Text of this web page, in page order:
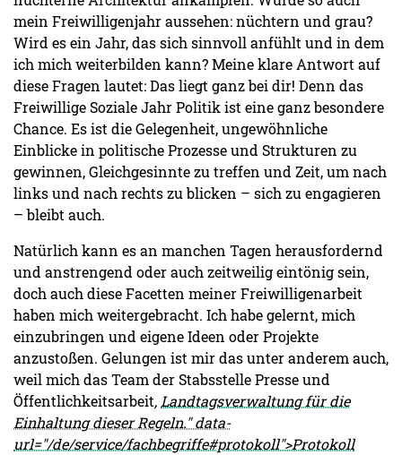
mein Freiwilligenjahr aussehen: nüchtern und grau?
Wird es ein Jahr, das sich sinnvoll anfühlt und in dem
ich mich weiterbilden kann? Meine klare Antwort auf
diese Fragen lautet: Das liegt ganz bei dir! Denn das
Freiwillige Soziale Jahr Politik ist eine ganz besondere
Chance. Es ist die Gelegenheit, ungewöhnliche
Einblicke in politische Prozesse und Strukturen zu
gewinnen, Gleichgesinnte zu treffen und Zeit, um nach
links und nach rechts zu blicken – sich zu engagieren
– bleibt auch.
Natürlich kann es an manchen Tagen herausfordernd
und anstrengend oder auch zeitweilig eintönig sein,
doch auch diese Facetten meiner Freiwilligenarbeit
haben mich weitergebracht. Ich habe gelernt, mich
einzubringen und eigene Ideen oder Projekte
anzustoßen. Gelungen ist mir das unter anderem auch,
weil mich das Team der Stabsstelle Presse und
Öffentlichkeitsarbeit,Landtagsverwaltungfür die
Einhaltung dieser Regeln." data-
url="/de/service/fachbegriffe#protokoll">Protokoll